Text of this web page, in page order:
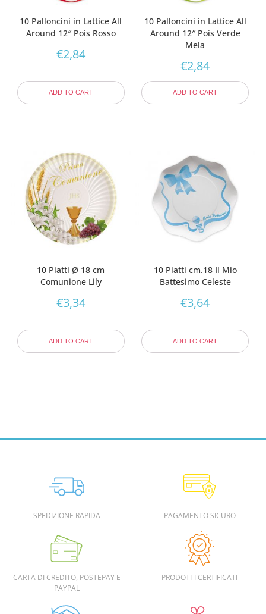
10 Palloncini in Lattice All
Around 12″ Pois Rosso
€2,84
ADD TO CART
10 Palloncini in Lattice All
Around 12″ Pois Verde
Mela
€2,84
ADD TO CART
10 Piatti Ø 18 cm
Comunione Lily
€3,34
ADD TO CART
10 Piatti cm.18 Il Mio
Battesimo Celeste
€3,64
ADD TO CART
SPEDIZIONE RAPIDA PAGAMENTO SICURO
CARTA DI CREDITO, POSTEPAY E
PAYPAL
PRODOTTI CERTIFICATI